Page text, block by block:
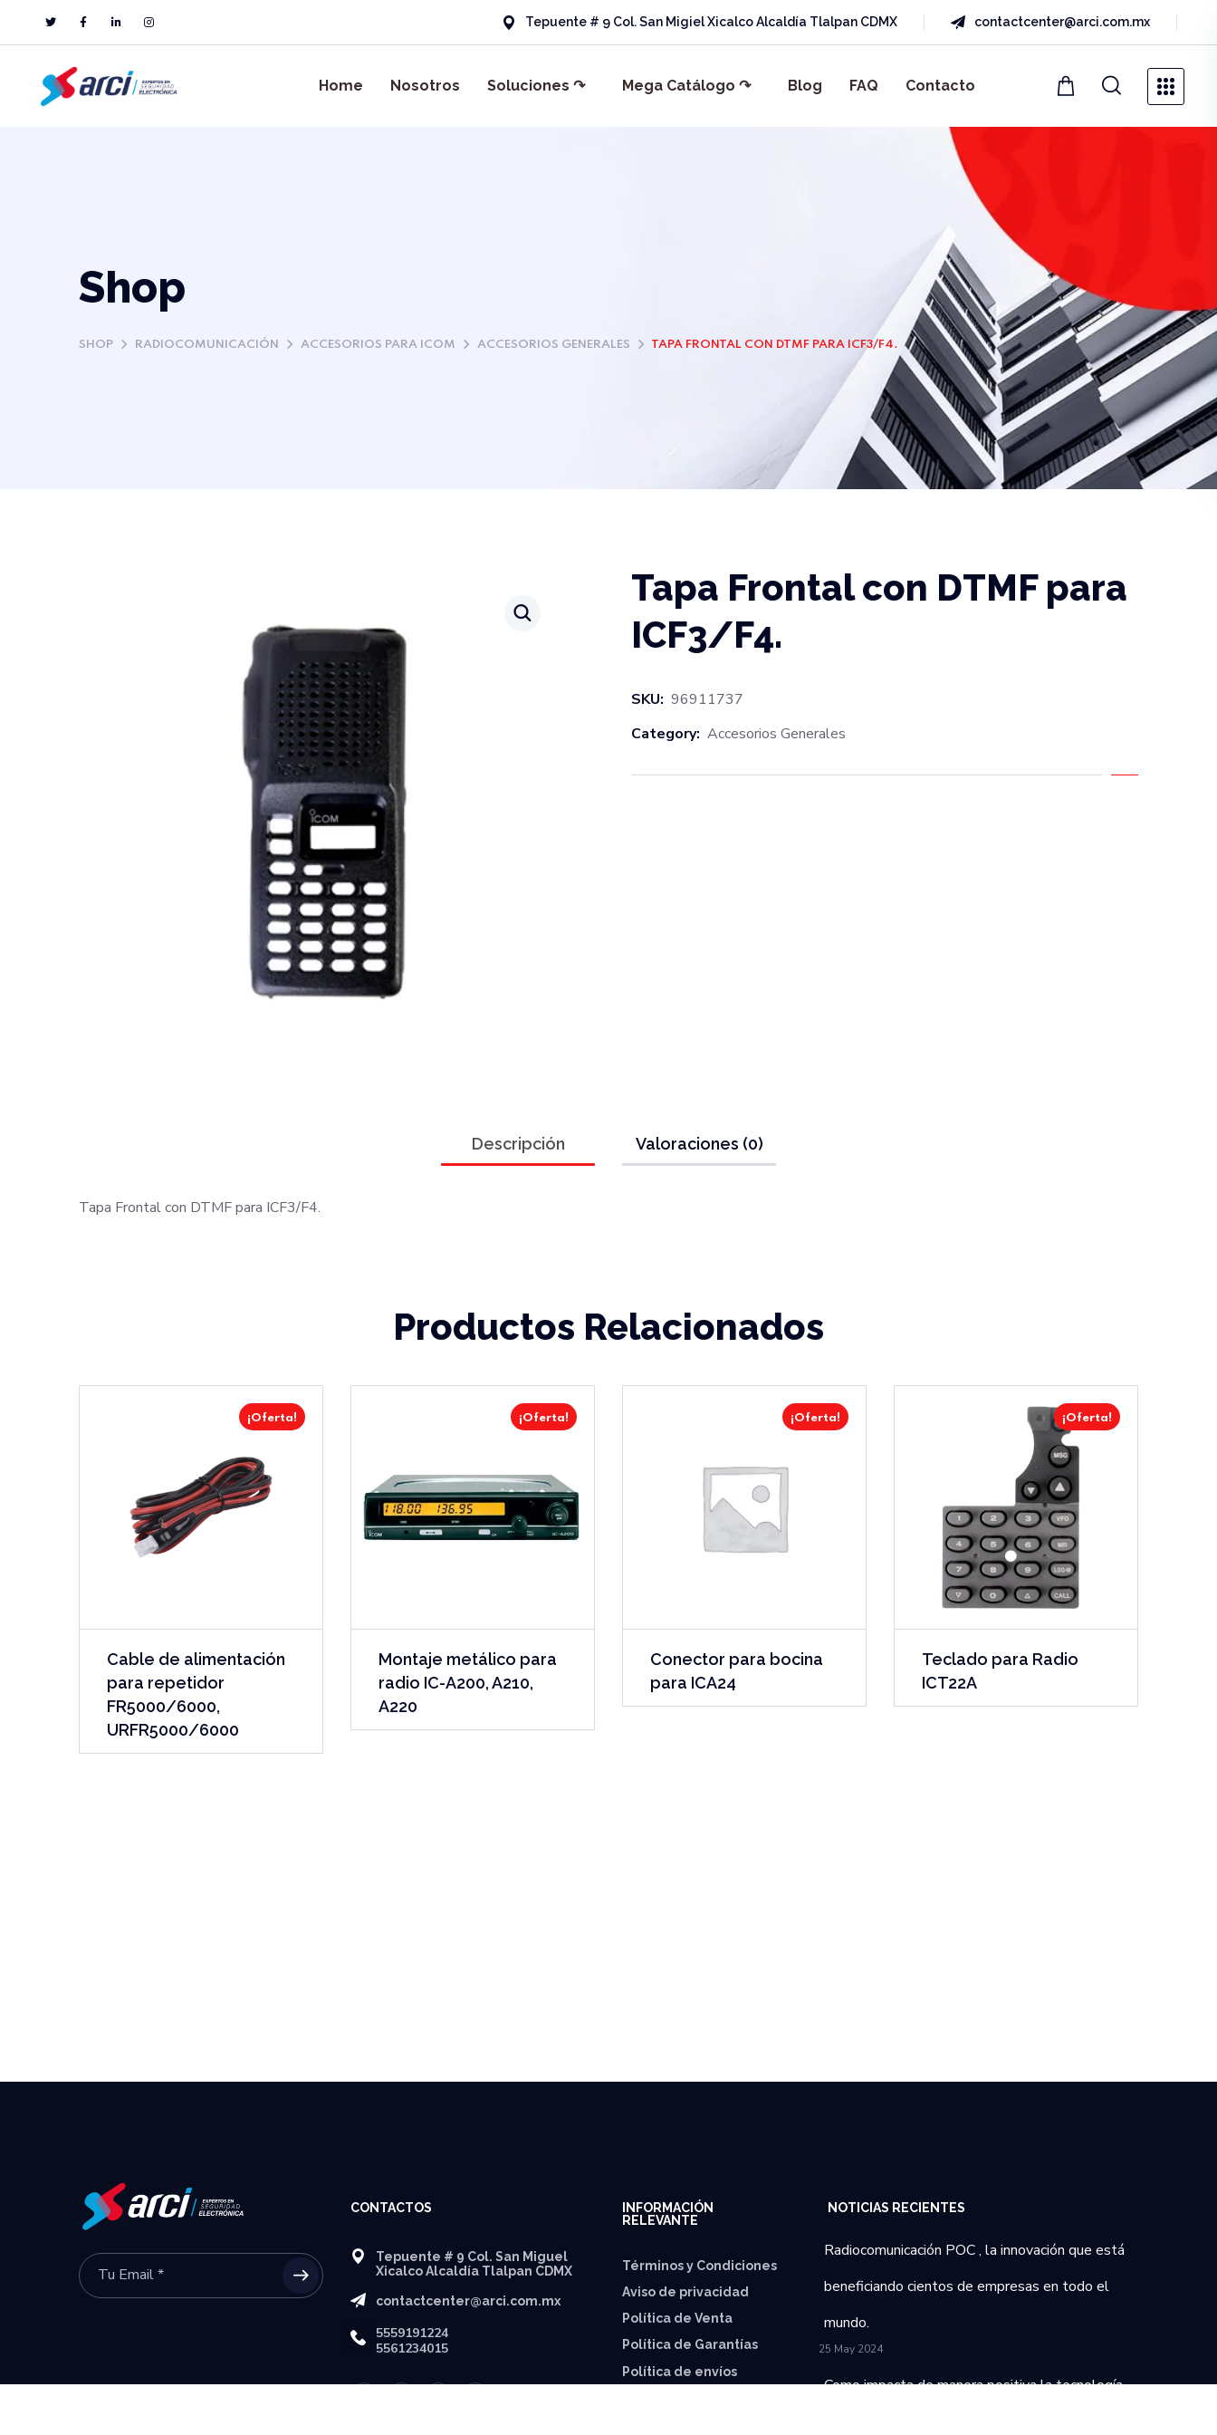
Tepuente # 9 Col. San Migiel Xicalco Alcaldía Tlalpan CDMX contactcenter@arci.com.mx
Home Nosotros Soluciones ↷ Mega Catálogo ↷ Blog FAQ Contacto
Shop
SHOP RADIOCOMUNICACIÓN ACCESORIOS PARA ICOM ACCESORIOS GENERALES TAPA FRONTAL CON DTMF PARA ICF3/F4.
Tapa Frontal con DTMF para
ICF3/F4.
SKU: 96911737
Category: Accesorios Generales
Descripción Valoraciones (0)
Tapa Frontal con DTMF para ICF3/F4.
Productos Relacionados
¡Oferta!
Cable de alimentación
para repetidor
FR5000/6000,
URFR5000/6000
¡Oferta!
Montaje metálico para
radio IC-A200, A210,
A220
¡Oferta!
Conector para bocina
para ICA24
¡Oferta!
Teclado para Radio
ICT22A
CONTACTOS
Tepuente # 9 Col. San Miguel
Xicalco Alcaldía Tlalpan CDMX
contactcenter@arci.com.mx
5559191224
5561234015
INFORMACIÓN
RELEVANTE
Términos y Condiciones
Aviso de privacidad
Política de Venta
Política de Garantías
⁠Política de envíos
NOTICIAS RECIENTES
Radiocomunicación POC , la innovación que está
beneficiando cientos de empresas en todo el
mundo.
25 May 2024
Como impacta de manera positiva la tecnología